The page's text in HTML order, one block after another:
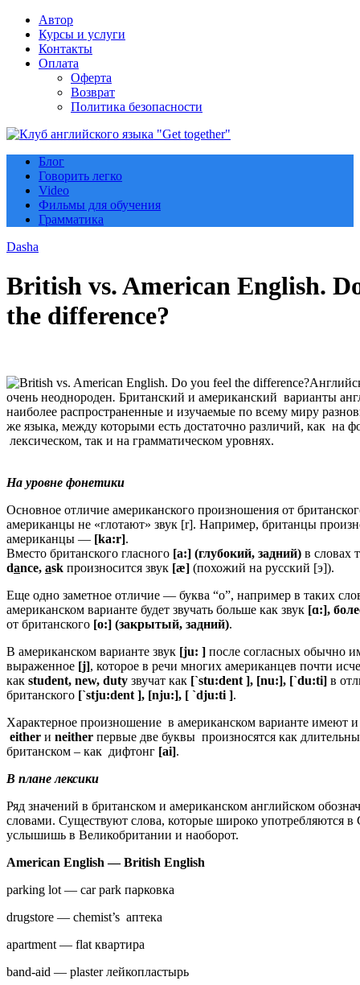
Автор
Курсы и услуги
Контакты
Оплата
Оферта
Возврат
Политика безопасности
Блог
Говорить легко
Video
Фильмы для обучения
Грамматика
Dasha
British vs. American English.
the difference?
очень неоднороден. Британский и американский варианты
наиболее распространенные и изучаемые по всему миру
же языка, между которыми есть достаточно различий, как на
лексическом, так и на грамматическом уровнях.
На уровне фонетики
Основное отличие американского произношения от
американцы не «глотают» звук [r]. Например, британцы
американцы — [ka:r].
Вместо британского гласного [a:] (глубокий, задний) в словах
dance, ask произносится звук [æ] (похожий на русский [э]).
Еще одно заметное отличие — буква “o”, например в таких
американском варианте будет звучать больше как звук [ɑ:],
от британского [о:] (закрытый, задний).
В американском варианте звук [ju: ] после согласных обычно
выраженное [j], которое в речи многих американцев почти
как student, new, duty звучат как [`stu:dent ], [nu:], [`du:ti] в
британского [`stju:dent ], [nju:], [ `dju:ti ].
Характерное произношение в американском варианте имеют и
either и neither первые две буквы произносятся как
британском – как дифтонг [аi].
В плане лексики
Ряд значений в британском и американском английском
словами. Существуют слова, которые широко употребляются
услышишь в Великобритании и наоборот.
American English — British English
parking lot — car park парковка
drugstore — chemist’s аптека
apartment — flat квартира
band-aid — plaster лейкопластырь